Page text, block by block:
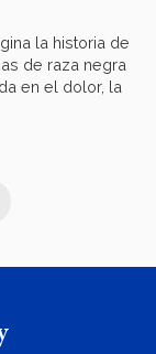
la historia de
de raza negra
en el dolor, la